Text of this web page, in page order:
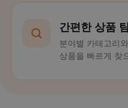
간편한 상품
분야별 카테고리
상품을 빠르게 찾